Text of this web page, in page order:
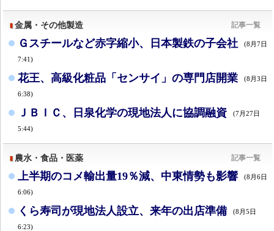
金属・その他製造 記事一覧
Ｇスチールなど赤字縮小、日本製鉄の子会社 (8月7日
7:41)
花王、高級化粧品「センサイ」の専門店開業 (8月3日
6:38)
ＪＢＩＣ、日泉化学の現地法人に協調融資 (7月27日
5:44)
農水・食品・医薬 記事一覧
上半期のコメ輸出量19％減、中東情勢も影響 (8月6日
6:06)
くら寿司が現地法人設立、来年の出店準備 (8月5日
6:23)